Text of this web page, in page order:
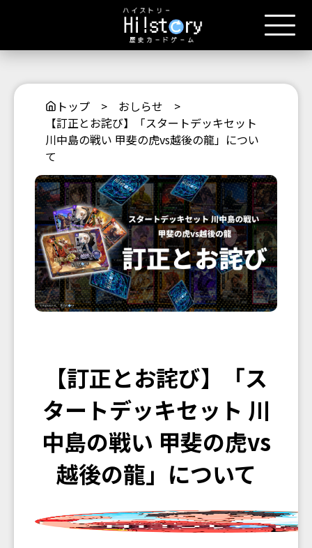
トップ > おしらせ >
【訂正とお詫び】「スタートデッキセット
川中島の戦い 甲斐の虎vs越後の龍」につい
て
【訂正とお詫び】「ス
タートデッキセット 川
中島の戦い 甲斐の虎vs
越後の龍」について